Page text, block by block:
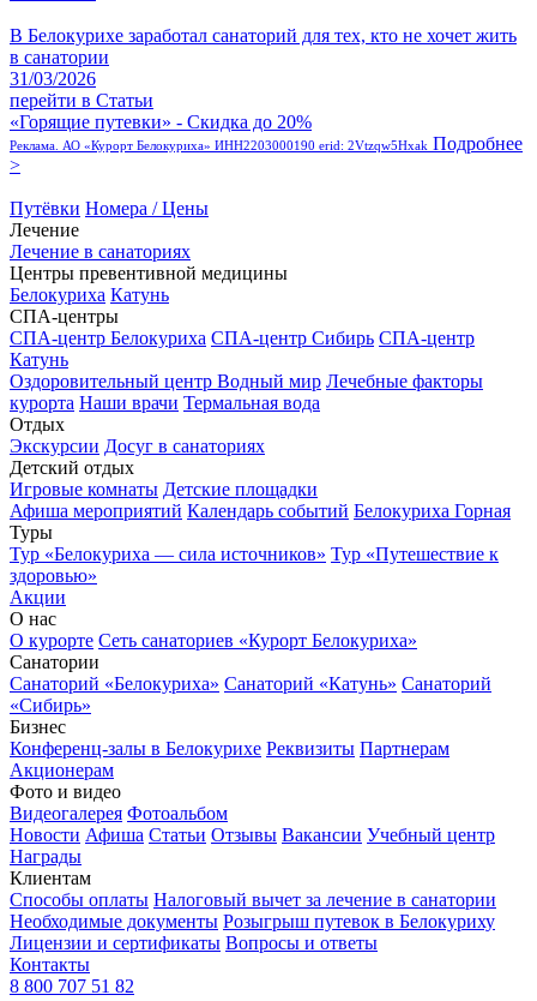
В Белокурихе заработал санаторий для тех, кто не хочет жить
в санатории
31/03/2026
перейти в Статьи
«Горящие путевки» - Скидка до 20%
Реклама. АО «Курорт Белокуриха» ИНН2203000190 erid: 2Vtzqw5Hxak Подробнее
>
Путёвки Номера / Цены
Лечение
Лечение в санаториях
Центры превентивной медицины
Белокуриха Катунь
СПА-центры
СПА-центр Белокуриха СПА-центр Сибирь СПА-центр
Катунь
Оздоровительный центр Водный мир Лечебные факторы
курорта Наши врачи Термальная вода
Отдых
Экскурсии Досуг в санаториях
Детский отдых
Игровые комнаты Детские площадки
Афиша мероприятий Календарь событий Белокуриха Горная
Туры
Тур «Белокуриха — сила источников» Тур «Путешествие к
здоровью»
Акции
О нас
О курорте Сеть санаториев «Курорт Белокуриха»
Санатории
Санаторий «Белокуриха» Санаторий «Катунь» Санаторий
«Сибирь»
Бизнес
Конференц-залы в Белокурихе Реквизиты Партнерам
Акционерам
Фото и видео
Видеогалерея Фотоальбом
Новости Афиша Статьи Отзывы Вакансии Учебный центр
Награды
Клиентам
Способы оплаты Налоговый вычет за лечение в санатории
Необходимые документы Розыгрыш путевок в Белокуриху
Лицензии и сертификаты Вопросы и ответы
Контакты
8 800 707 51 82